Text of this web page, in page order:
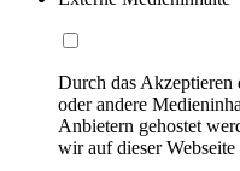
Durch das
oder andere
Anbietern gehostet
wir auf dieser